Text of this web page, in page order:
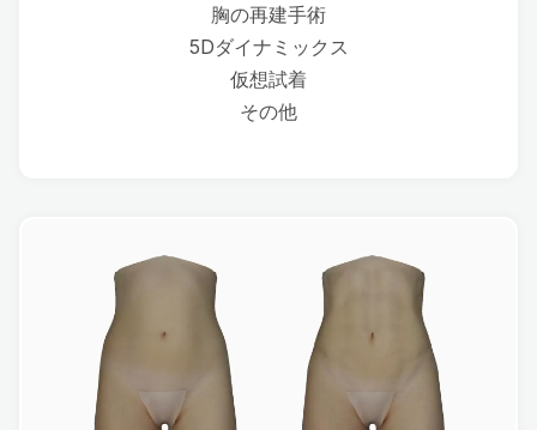
胸の再建手術
5Dダイナミックス
仮想試着
その他